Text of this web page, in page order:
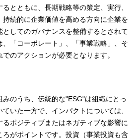
とともに、長期戦略等の策定、実行、
続的に企業価値を高める方向に企業を
してのガバナンスを整備するとされて
、「コーポレート」、「事業戦略」、そ
のアクションが必要となります。
のうち、伝統的な"ESG"は組織にとっ
いた一方で、インパクトについては、
ポジティブまたはネガティブな影響に
ろがポイントです。投資（事業投資も含